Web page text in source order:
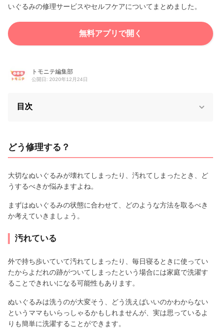
いぐるみの修理サービスやセルフケアについてまとめました。
無料アプリで開く
トモニテ編集部
公開日: 2020年12月24日
目次
どう修理する？
大切なぬいぐるみが壊れてしまったり、汚れてしまったとき、ど
うするべきか悩みますよね。
まずはぬいぐるみの状態に合わせて、どのような方法を取るべき
か考えていきましょう。
汚れている
外で持ち歩いていて汚れてしまったり、毎日寝るときに使ってい
たからよだれの跡がついてしまったという場合には家庭で洗濯す
ることできれいになる可能性もあります。
ぬいぐるみは洗うのが大変そう、どう洗えばいいのかわからない
というママもいらっしゃるかもしれませんが、実は思っているよ
りも簡単に洗濯することができます。